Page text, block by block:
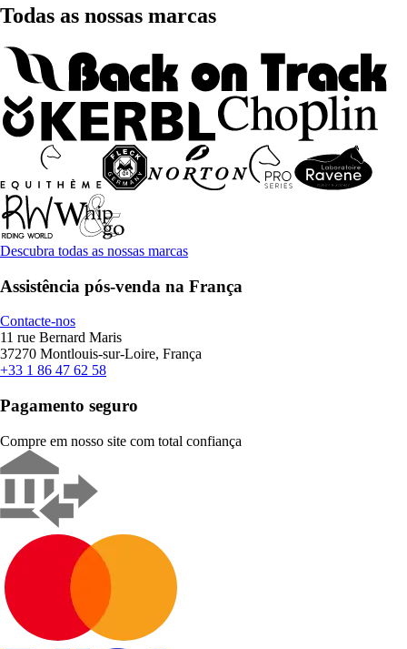
Todas as nossas marcas
Descubra todas as nossas marcas
Assistência pós-venda na França
Contacte-nos
11 rue Bernard Maris
37270 Montlouis-sur-Loire, França
+33 1 86 47 62 58
Pagamento seguro
Compre em nosso site com total confiança